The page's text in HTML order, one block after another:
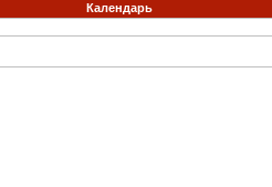
Календарь